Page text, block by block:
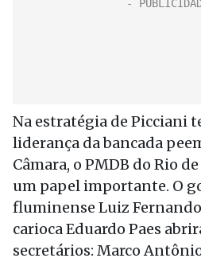
Na estratégia de Picciani
liderança da bancada
Câmara, o PMDB do Rio
um papel importante. O
fluminense Luiz
carioca Eduardo Paes
secretários: Marco